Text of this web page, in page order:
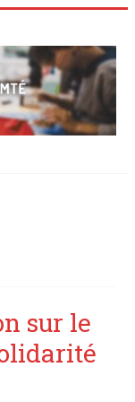
sur le